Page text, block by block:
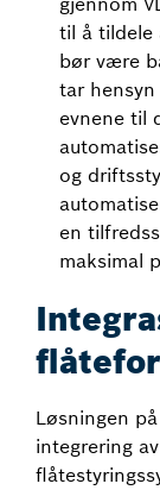
til å tildele
bør være
tar
evnene til
og
en
maksimal
Løsningen
integrering